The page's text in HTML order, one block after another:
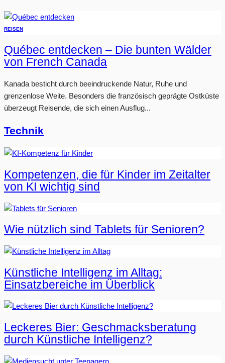
REISEN
Québec entdecken – Die bunten Wälder
von French Canada
Kanada besticht durch beeindruckende Natur, Ruhe und
grenzenlose Weite. Besonders die französisch geprägte Ostküste
überzeugt Reisende, die sich einen Ausflug...
Technik
Kompetenzen, die für Kinder im Zeitalter
von KI wichtig sind
Wie nützlich sind Tablets für Senioren?
Künstliche Intelligenz im Alltag:
Einsatzbereiche im Überblick
Leckeres Bier: Geschmacksberatung
durch Künstliche Intelligenz?